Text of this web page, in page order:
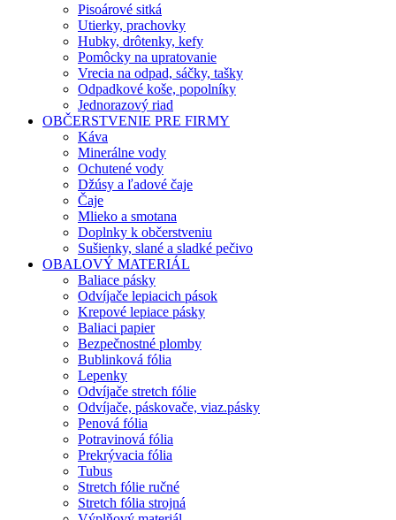
Pisoárové sitká
Utierky, prachovky
Hubky, drôtenky, kefy
Pomôcky na upratovanie
Vrecia na odpad, sáčky, tašky
Odpadkové koše, popolníky
Jednorazový riad
OBČERSTVENIE PRE FIRMY
Káva
Minerálne vody
Ochutené vody
Džúsy a ľadové čaje
Čaje
Mlieko a smotana
Doplnky k občerstveniu
Sušienky, slané a sladké pečivo
OBALOVÝ MATERIÁL
Baliace pásky
Odvíjače lepiacich pások
Krepové lepiace pásky
Baliaci papier
Bezpečnostné plomby
Bublinková fólia
Lepenky
Odvíjače stretch fólie
Odvíjače, páskovače, viaz.pásky
Penová fólia
Potravinová fólia
Prekrývacia fólia
Tubus
Stretch fólie ručné
Stretch fólia strojná